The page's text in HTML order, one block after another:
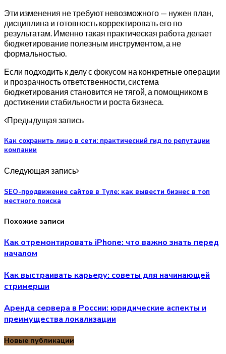
Эти изменения не требуют невозможного — нужен план,
дисциплина и готовность корректировать его по
результатам. Именно такая практическая работа делает
бюджетирование полезным инструментом, а не
формальностью.
Если подходить к делу с фокусом на конкретные операции
и прозрачность ответственности, система
бюджетирования становится не тягой, а помощником в
достижении стабильности и роста бизнеса.
Предыдущая запись
Как сохранить лицо в сети: практический гид по репутации
компании
Следующая запись
SEO-продвижение сайтов в Туле: как вывести бизнес в топ
местного поиска
Похожие записи
Как отремонтировать iPhone: что важно знать перед
началом
Как выстраивать карьеру: советы для начинающей
стримерши
Аренда сервера в России: юридические аспекты и
преимущества локализации
Новые публикации